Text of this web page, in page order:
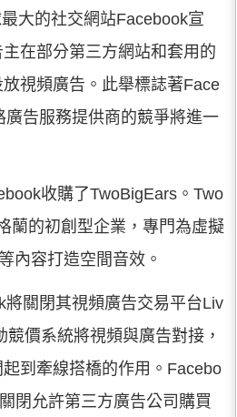
大的社交網站Facebook宣
在部分第三方網站和套用的
視頻廣告。此舉標誌著Face
廣告服務提供商的競爭將進一
收購了TwoBigEars。Two
蘭的初創型企業，專門為虛擬
內容打造空間音效。
將關閉其視頻廣告交易平台Liv
價系統將視頻與廣告對接，
到牽線搭橋的作用。Facebo
閉允許第三方廣告公司購買